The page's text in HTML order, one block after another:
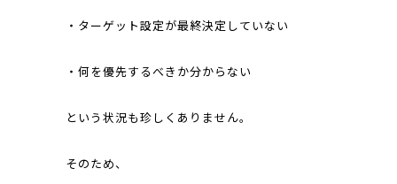
・ターゲット設定が最終決定していない
・何を優先するべきか分からない
という状況も珍しくありません。
そのため、